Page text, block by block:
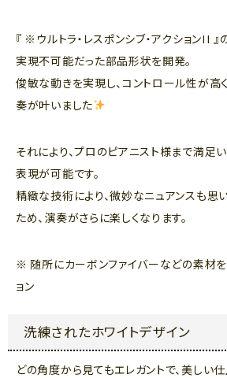
『 ※ウルトラ・レスポンシブ・アクションII
実現不可能だった部品形状を開発。
俊敏な動きを実現し、コントロール性が高
奏が叶いました
それにより、プロのピアニスト様まで満足
表現が可能です。
精緻な技術により、微妙なニュアンスも思
ため、演奏がさらに楽しくなります。
※ 随所にカーボンファイバーなどの素材
ョン
洗練されたホワイトデザイン
どの角度から見てもエレガントで、美しい